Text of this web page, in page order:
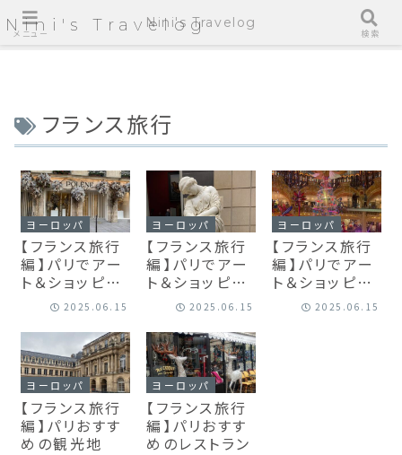
Nini's Travelog
フランス旅行
ヨーロッパ
【フランス旅行
編】パリでアー
ト＆ショッピン
グ満喫、1週間
のひとり節約
旅 Vol.3
2025.06.15
ヨーロッパ
【フランス旅行
編】パリでアー
ト＆ショッピン
グ満喫、1週間
のひとり節約
旅 Vol.2
2025.06.15
ヨーロッパ
【フランス旅行
編】パリでアー
ト＆ショッピン
グ満喫、1週間
のひとり節約
2025.06.15
ヨーロッパ
【フランス旅行
編】パリおすす
めの観光地
ヨーロッパ
【フランス旅行
編】パリおすす
めのレストラン
メニュー
Nini's Travelog
検索